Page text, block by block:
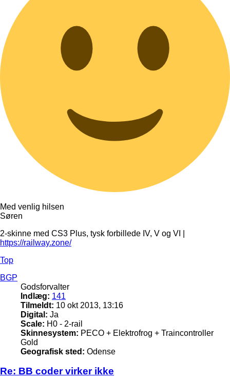
Med venlig hilsen
Søren
2-skinne med CS3 Plus, tysk forbillede IV, V og VI |
https://railway.zone/
Top
BGP
Godsforvalter
Indlæg: 141
Tilmeldt: 10 okt 2013, 13:16
Digital: Ja
Scale: H0 - 2-rail
Skinnesystem: PECO + Elektrofrog + Traincontroller
Gold
Geografisk sted: Odense
Re: BB coder virker ikke